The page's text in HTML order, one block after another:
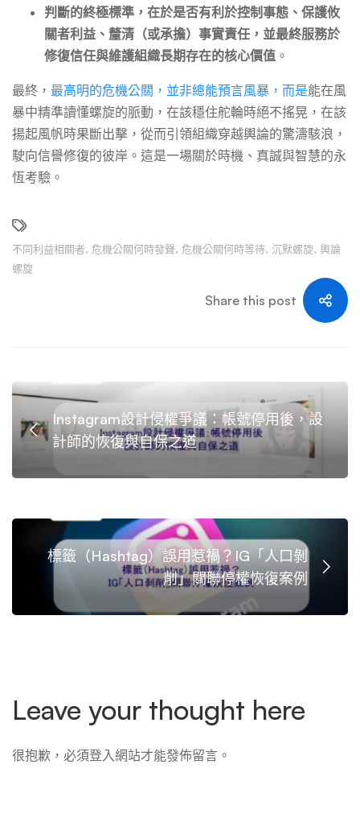
判斷的終極標準，在於是否有利於控制事態、保護攸
關者利益、釐清（或承擔）事實責任，並最終服務於
修復信任與維護組織長期存在的核心價值 。
最終， 最高明的危機公關，並非總能預言風暴，而是能在風
暴中精準讀懂螺旋的脈動，在該穩住舵輪時絕不搖晃，在該
揚起風帆時果斷出擊，從而引領組織穿越輿論的驚濤駭浪，
駛向信譽修復的彼岸。這是一場關於時機、真誠與智慧的永
恆考驗。
不同利益相關者, 危機公關何時發聲, 危機公關何時等待, 沉默螺旋, 輿論
螺旋
Share this post
Instagram設計侵權爭議：帳號停用後，設
計師的恢復與自保之道
標籤（Hashtag）誤用惹禍？IG「人口剝
削」關聯停權恢復案例
Leave your thought here
很抱歉，必須登入網站才能發佈留言。